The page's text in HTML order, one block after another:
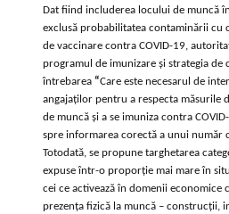
Dat fiind includerea locului de muncă
exclusă probabilitatea contaminării cu
de vaccinare contra COVID-19,
programul de imunizare și strategia de
întrebarea “Care este necesarul de
angajaților pentru a respecta măsurile
de muncă și a se imuniza contra
spre informarea corectă a unui număr
Totodată, se propune targhetarea
expuse într-o proporție mai mare în
cei ce activează în domenii economice
prezența fizică la muncă – construcții,